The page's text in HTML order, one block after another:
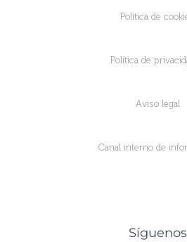
Política de
Política de
Aviso legal
Canal interno de
Síguenos